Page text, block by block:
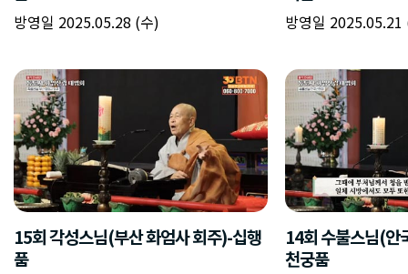
방영일 2025.05.28 (수) 방영일 2025.05.21
15회 각성스님(부산 화엄사 회주)-십행
품
14회 수불스님(안
천궁품